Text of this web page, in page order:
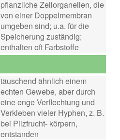
pflanzliche Zellorganellen, die
von einer Doppelmembran
umgeben sind; u.a. für die
Speicherung zuständig;
enthalten oft Farbstoffe
täuschend ähnlich einem
echten Gewebe, aber durch
eine enge Verflechtung und
Verkleben vieler Hyphen, z. B.
bei Pilzfrucht- körpern,
entstanden